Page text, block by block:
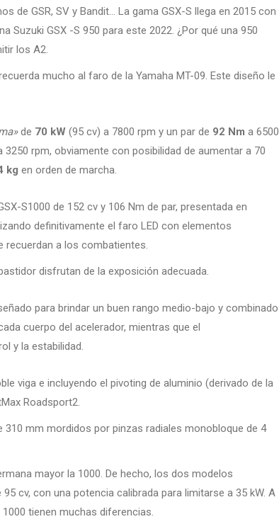
de GSR, SV y Bandit… La gama GSX-S llega en 2015 con
Suzuki GSX -S 950 para este 2022. ¿Por qué una 950
los A2.
mucho al faro de la Yamaha MT-09. Este diseño le
de 70 kW (95 cv) a 7800 rpm y un par de 92 Nm a 6500
3250 rpm, obviamente con posibilidad de aumentar a 70
kg en orden de marcha.
S1000 de 152 cv y ​​106 Nm de par, presentada en
definitivamente el faro LED con elementos
recuerdan a los combatientes.
disfrutan de la exposición adecuada.
para brindar un buen rango medio-bajo y combinado
cuerpo del acelerador, mientras que el
y la estabilidad.
viga e incluyendo el pivoting de aluminio (derivado de la
Roadsport2.
mm mordidos por pinzas radiales monobloque de 4
mayor la 1000. De hecho, los dos modelos
cv, con una potencia calibrada para limitarse a 35 kW. A
tienen muchas diferencias.